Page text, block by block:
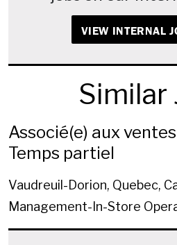
VIEW INTERNAL
Similar
Associé(e) aux
Temps partiel
Vaudreuil-Dorion, Quebec,
Management-In-Store